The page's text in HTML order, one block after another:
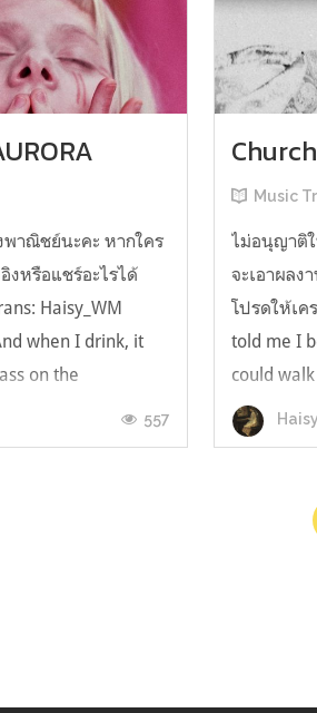
าณิชย์นะคะ หากใคร
งหรือแชร์อะไรได้
Haisy_WM
when I drink, it
on the
when I run มันมีน้ำ
อนที่ฉันดื่มมัน มั...
557
Music
ไม่อนุญาติ
จะเอาผลง
โปรดให้เค
told me I
could
how do
love? He